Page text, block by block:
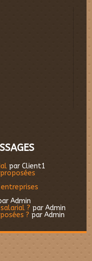
par Client1
Admin
? par Admin
? par Admin